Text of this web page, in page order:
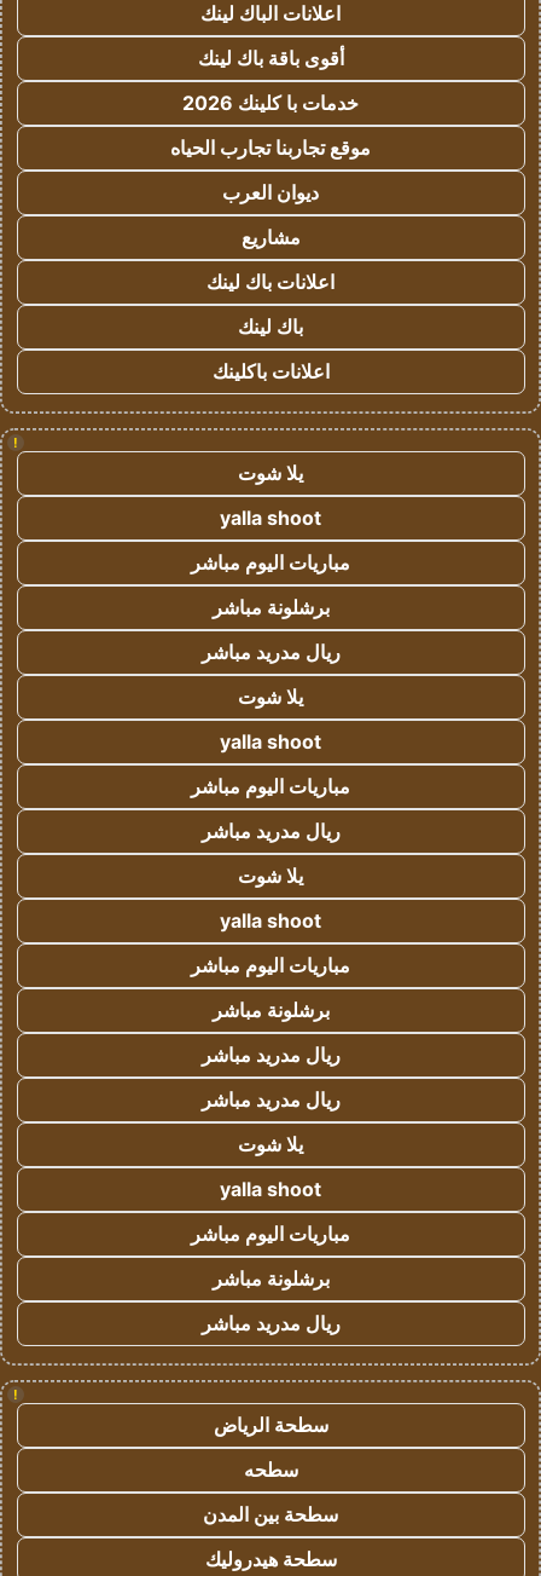
اعلانات الباك لينك
أقوى باقة باك لينك
خدمات با كلينك 2026
موقع تجاربنا تجارب الحياه
ديوان العرب
مشاريع
اعلانات باك لينك
باك لينك
اعلانات باكلينك
!
يلا شوت
yalla shoot
مباريات اليوم مباشر
برشلونة مباشر
ريال مدريد مباشر
يلا شوت
yalla shoot
مباريات اليوم مباشر
ريال مدريد مباشر
يلا شوت
yalla shoot
مباريات اليوم مباشر
برشلونة مباشر
ريال مدريد مباشر
ريال مدريد مباشر
يلا شوت
yalla shoot
مباريات اليوم مباشر
برشلونة مباشر
ريال مدريد مباشر
!
سطحة الرياض
سطحه
سطحة بين المدن
سطحة هيدروليك